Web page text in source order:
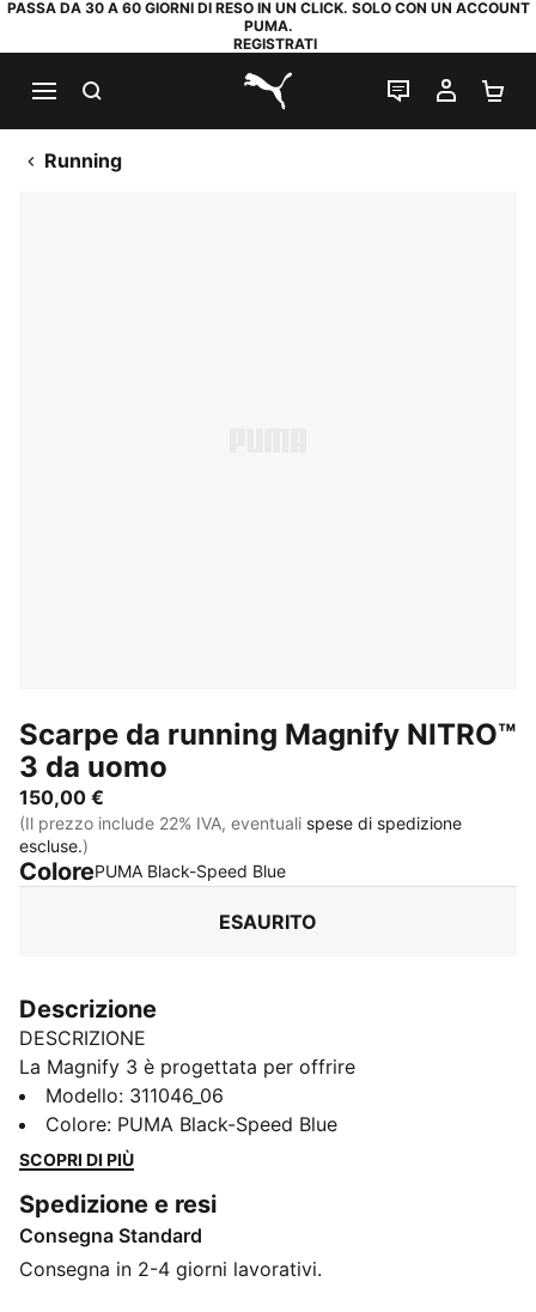
PASSA DA 30 A 60 GIORNI DI RESO IN UN CLICK. SOLO CON UN ACCOUNT
PUMA.
REGISTRATI
PUMA.com
CHAT IL MIO
Running
Scarpe da running Magnify NITRO™
3 da uomo
150,00 €
(Il prezzo include 22% IVA, eventuali spese di spedizione
escluse.)
ColorePUMA Black-Speed Blue:
ESAURITO
Descrizione
DESCRIZIONE
La Magnify 3 è progettata per offrire
un’ammortizzazione superiore e comfort per tutto il
giorno. Ideale per ogni corsa in cui morbidezza e
supporto sono fondamentali, presenta una tomaia in
NITROFOAM™ stratificata per una corsa fluida e
reattiva. Che tu stia affrontando lunghe distanze o
corra solo per il piacere, questa scarpa amplifica il tuo
Modello: 311046_06
Colore: PUMA Black-Speed Blue
SCOPRI DI PIÙ
Spedizione e resi
Consegna Standard
Consegna in 2-4 giorni lavorativi.